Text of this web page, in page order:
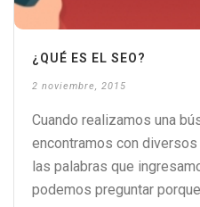
¿QUÉ ES EL SEO?
2 noviembre, 2015
Cuando realizamos una
encontramos con
las palabras que
podemos preguntar porque.